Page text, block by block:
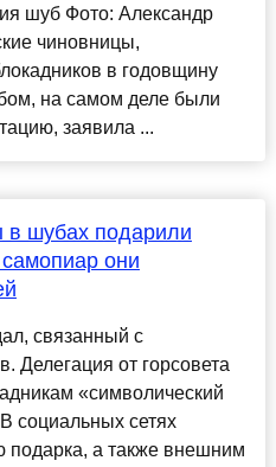
шуб Фото: Александр
чиновницы,
в годовщину
на самом деле были
заявила ...
в шубах подарили
они
связанный с
Делегация от горсовета
«символический
социальных сетях
подарка, а также внешним